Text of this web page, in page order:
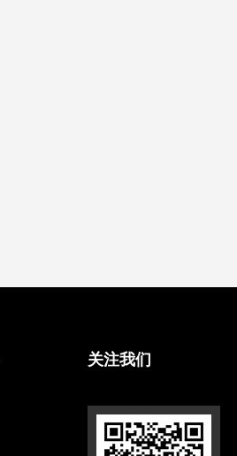
关注我们